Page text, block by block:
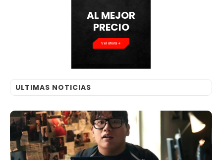
AL MEJOR
PRECIO
Ver ahora
ULTIMAS NOTICIAS